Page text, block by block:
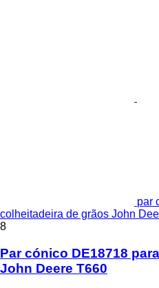
par
colheitadeira de grãos John
8
Par cónico DE18718
John Deere T660